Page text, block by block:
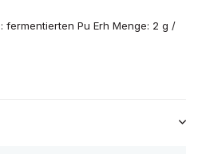
fermentierten Pu Erh Menge: 2 g /